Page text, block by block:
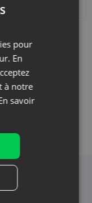
?
pour
En
à notre
savoir